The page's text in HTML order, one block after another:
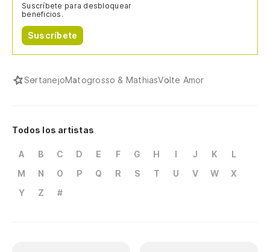
Suscríbete para desbloquear
beneficios.
Suscríbete
SertanejoMatogrosso & MathiasVolte Amor
Todos los artistas
A B C D E F G H I J K
L
M
N O P Q R S T U V W
X
Y
Z #